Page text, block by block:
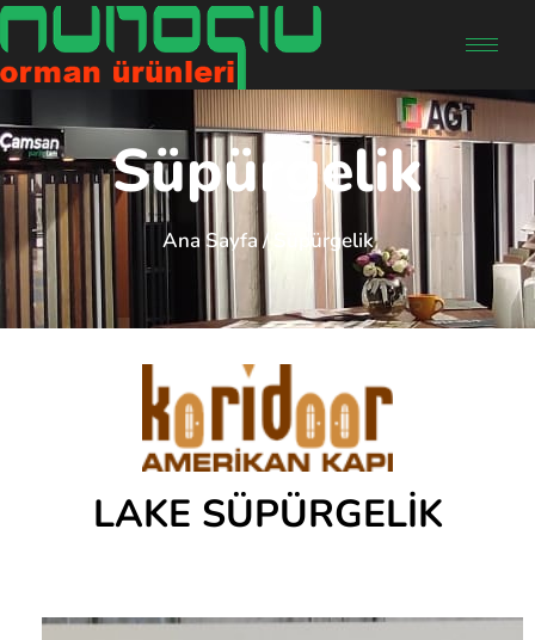
Süpürgelik
Ana Sayfa / Süpürgelik
LAKE SÜPÜRGELİK